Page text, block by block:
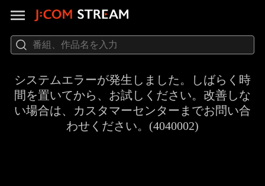
システムエラーが発生しました。しばらく時
間を置いてから、お試しください。改善しな
い場合は、カスタマーセンターまでお問い合
わせください。(4040002)